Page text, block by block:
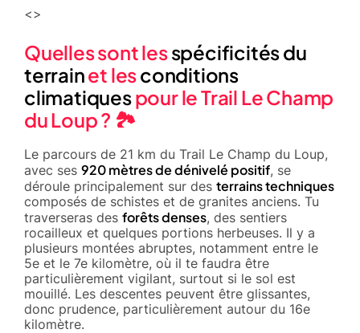
<>
Quelles sont lesspécificités du
terrainet lesconditions
climatiquespour le Trail Le Champ
du Loup ? 🏞️
Le parcours de 21 km du Trail Le Champ du Loup,
avec ses 920 mètres de dénivelé positif, se
déroule principalement sur des terrains techniques
composés de schistes et de granites anciens. Tu
traverseras des forêts denses, des sentiers
rocailleux et quelques portions herbeuses. Il y a
plusieurs montées abruptes, notamment entre le
5e et le 7e kilomètre, où il te faudra être
particulièrement vigilant, surtout si le sol est
mouillé. Les descentes peuvent être glissantes,
donc prudence, particulièrement autour du 16e
kilomètre.